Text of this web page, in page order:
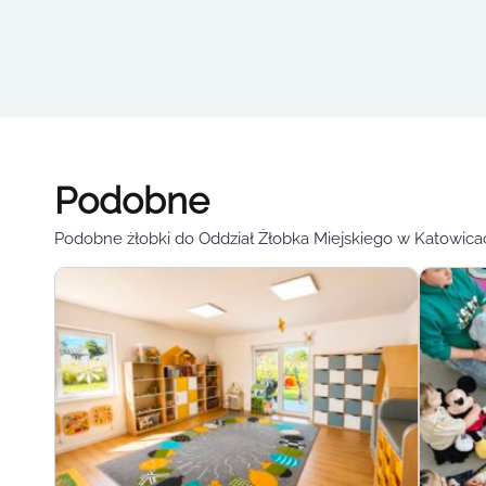
Podobne
Podobne żłobki do Oddział Żłobka Miejskiego w